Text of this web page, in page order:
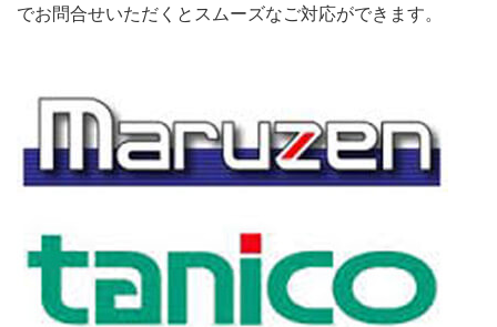
でお問合せいただくとスムーズなご対応ができます。